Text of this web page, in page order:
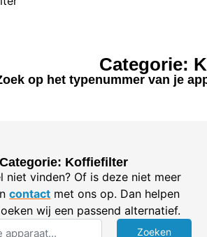
Categorie:
op het typenummer van je
Koffiefilter
niet vinden? Of is deze niet meer
contact met ons op. Dan helpen
wij een passend alternatief.